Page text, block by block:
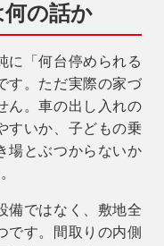
の話か
に「何台停められる
す。ただ実際の家づ
ん。車の出し入れの
すいか、子どもの乗
場とぶつからないか
備ではなく、敷地全
です。間取りの内側